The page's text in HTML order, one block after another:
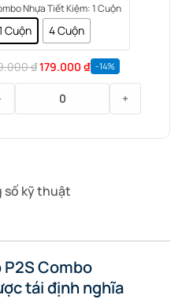
Nhựa Tiết Kiệm: 1 Cuộn
Cuộn 4 Cuộn
+
₫179.000 ₫ -14%
số kỹ thuật
P2S Combo
tái định nghĩa